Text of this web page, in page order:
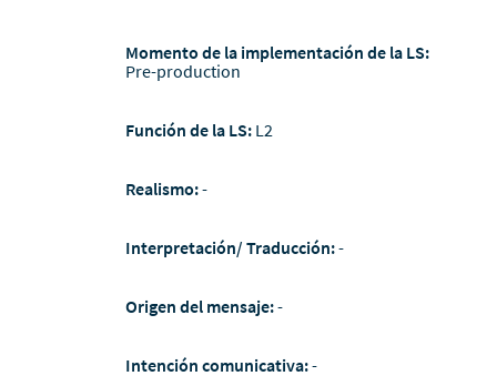
Momento de la implementación de la LS:
Pre-production
Función de la LS: L2
Realismo:-
Interpretación/ Traducción:-
Origen del mensaje:-
Intención comunicativa:-